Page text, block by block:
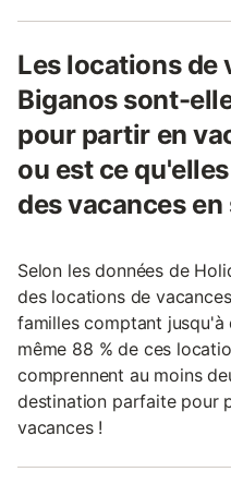
Les locations de
Biganos sont-
pour partir en
ou est ce
des vacances
Selon les données de
des locations de
familles comptant jusqu'à
même 88 % de ces
comprennent au moins
destination parfaite pour
vacances !